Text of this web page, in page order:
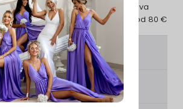
Jednoduché
vrátenie
Doprava
zadarmo od 80 €